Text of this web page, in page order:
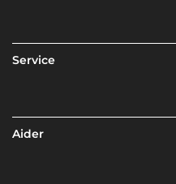
Service
Aider